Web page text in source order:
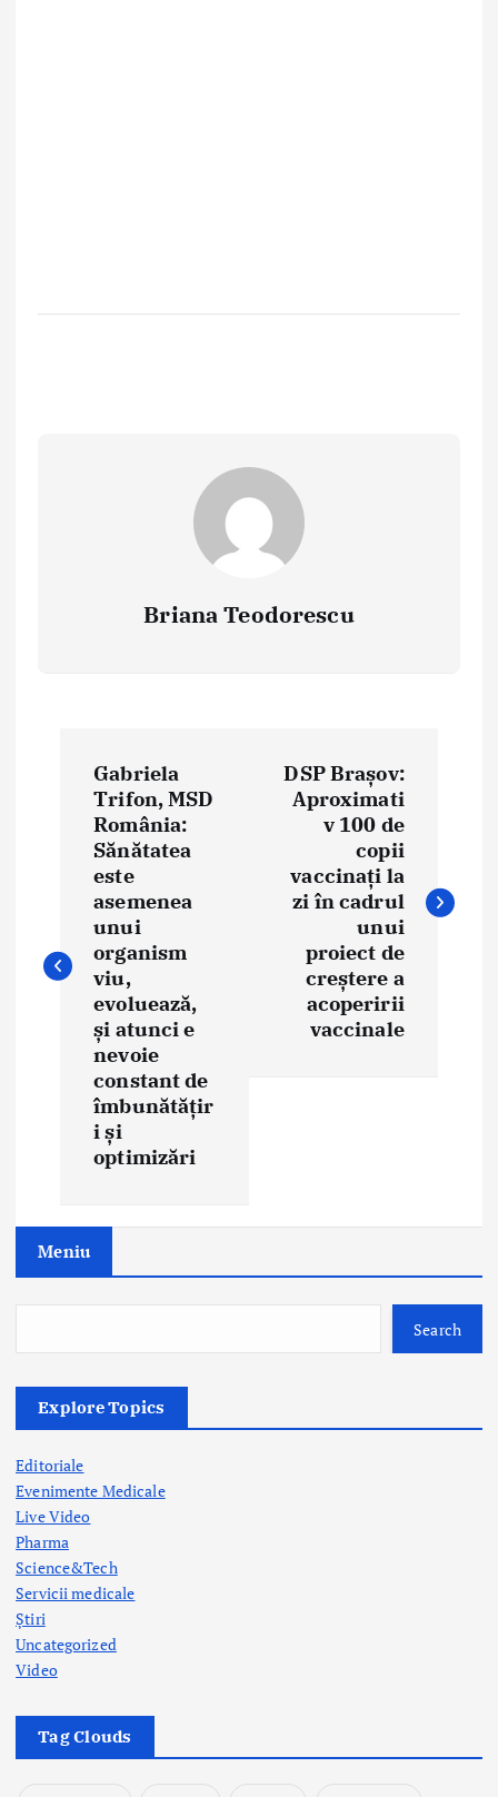
Briana Teodorescu
a
i
o
Gabriela
Trifon, MSD
România:
Sănătatea
este
asemenea
unui
organism
viu,
evoluează,
și atunci e
nevoie
constant de
îmbunătățir
i și
optimizări
DSP Brașov:
Aproximati
v 100 de
copii
vaccinați la
zi în cadrul
unui
proiect de
creștere a
acoperirii
vaccinale
Meniu
Search
Explore Topics
Editoriale
Evenimente Medicale
Live Video
Pharma
Science&Tech
Servicii medicale
Știri
Uncategorized
Video
Tag Clouds